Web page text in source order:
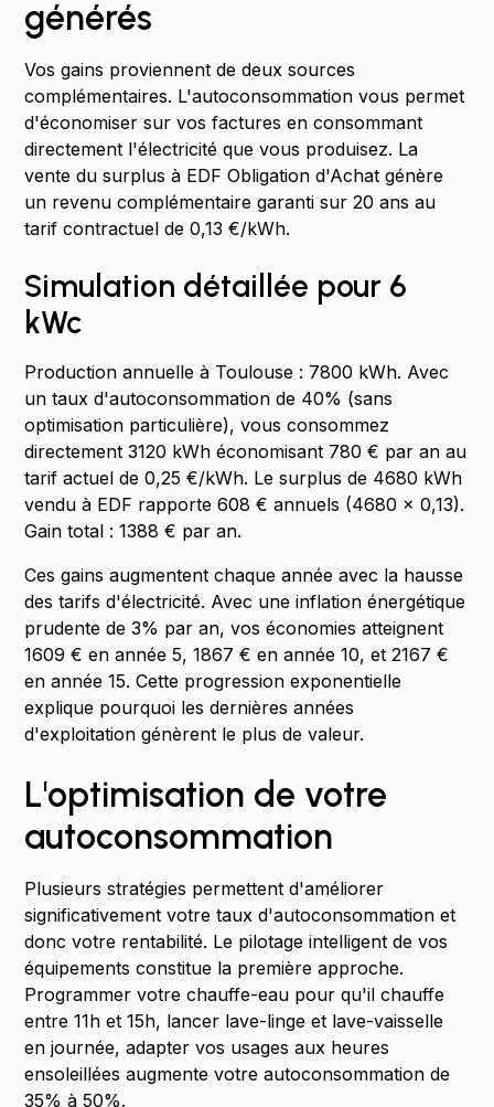
générés
Vos gains proviennent de deux sources
complémentaires. L'autoconsommation vous permet
d'économiser sur vos factures en consommant
directement l'électricité que vous produisez. La
vente du surplus à EDF Obligation d'Achat génère
un revenu complémentaire garanti sur 20 ans au
tarif contractuel de 0,13 €/kWh.
Simulation détaillée pour 6
kWc
Production annuelle à Toulouse : 7800 kWh. Avec
un taux d'autoconsommation de 40% (sans
optimisation particulière), vous consommez
directement 3120 kWh économisant 780 € par an au
tarif actuel de 0,25 €/kWh. Le surplus de 4680 kWh
vendu à EDF rapporte 608 € annuels (4680 × 0,13).
Gain total : 1388 € par an.
Ces gains augmentent chaque année avec la hausse
des tarifs d'électricité. Avec une inflation énergétique
prudente de 3% par an, vos économies atteignent
1609 € en année 5, 1867 € en année 10, et 2167 €
en année 15. Cette progression exponentielle
explique pourquoi les dernières années
d'exploitation génèrent le plus de valeur.
L'optimisation de votre
autoconsommation
Plusieurs stratégies permettent d'améliorer
significativement votre taux d'autoconsommation et
donc votre rentabilité. Le pilotage intelligent de vos
équipements constitue la première approche.
Programmer votre chauffe-eau pour qu'il chauffe
entre 11h et 15h, lancer lave-linge et lave-vaisselle
en journée, adapter vos usages aux heures
ensoleillées augmente votre autoconsommation de
35% à 50%.